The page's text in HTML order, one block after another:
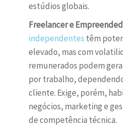
estúdios globais.
Freelancer e
independentes têm
elevado, mas com
remunerados podem gerar
por trabalho,
cliente. Exige, porém,
negócios, marketing e
de competência técnica.